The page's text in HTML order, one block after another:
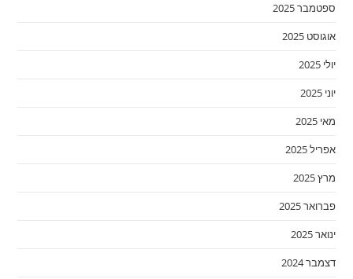
ספטמבר 2025
אוגוסט 2025
יולי 2025
יוני 2025
מאי 2025
אפריל 2025
מרץ 2025
פברואר 2025
ינואר 2025
דצמבר 2024